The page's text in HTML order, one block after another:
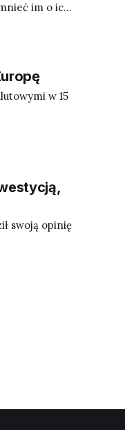
im o ich
wymianie
w 15
bitcoinów i
swoją opinię